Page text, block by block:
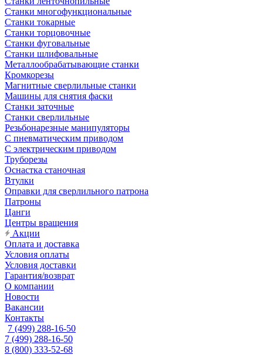
Станки многофункциональные
Станки токарные
Станки торцовочные
Станки фуговальные
Станки шлифовальные
Металлообрабатывающие станки
Кромкорезы
Магнитные сверлильные станки
Машины для снятия фаски
Станки заточные
Станки сверлильные
Резьбонарезные манипуляторы
С пневматическим приводом
С электрическим приводом
Труборезы
Оснастка станочная
Втулки
Оправки для сверлильного патрона
Патроны
Цанги
Центры вращения
Акции
Оплата и доставка
Условия оплаты
Условия доставки
Гарантия/возврат
О компании
Новости
Вакансии
Контакты
7 (499) 288-16-50
7 (499) 288-16-50
8 (800) 333-52-68